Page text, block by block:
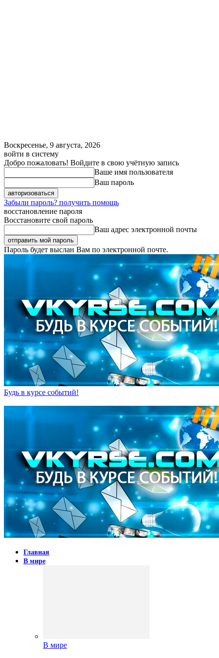
Воскресенье, 9 августа, 2026
войти в систему
Добро пожаловать! Войдите в свою учётную запись
Ваше имя пользователя
Ваш пароль
Забыли пароль? получить помощь
восстановление пароля
Восстановите свой пароль
Ваш адрес электронной почты
Пароль будет выслан Вам по электронной почте.
Будь в курсе событий!
Главная
В мире
В мире